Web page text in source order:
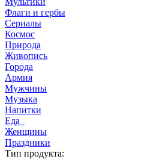
Флаги и гербы
Сериалы
Космос
Природа
Живопись
Города
Армия
Мужчины
Музыка
Напитки
Еда
Женщины
Праздники
Тип продукта: